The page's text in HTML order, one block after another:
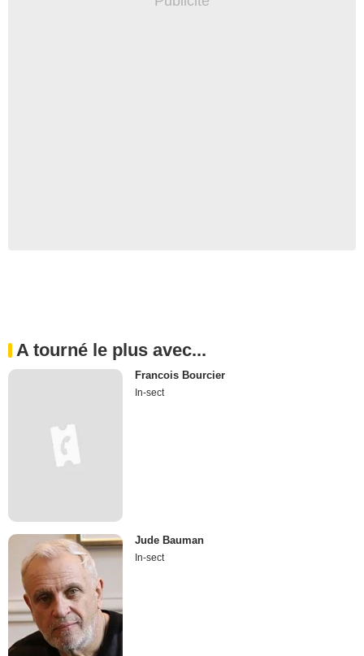
A tourné le plus avec...
Francois Bourcier
In-sect
Jude Bauman
In-sect